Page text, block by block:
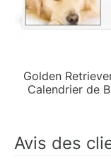
Golden
Calendrier de
Avis des